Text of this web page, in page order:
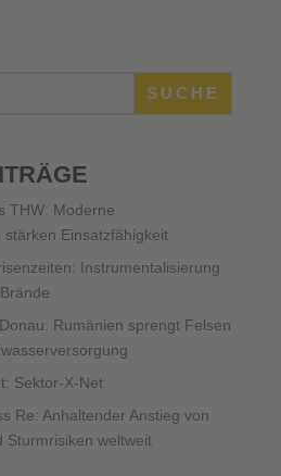
SUCHE
THW: Moderne
Einsatzfähigkeit
Instrumentalisierung
Rumänien sprengt Felsen
Sektor-X-Net
Re: Anhaltender Anstieg von
Sturmrisiken weltweit